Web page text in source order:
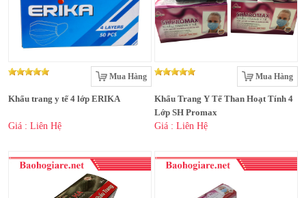
Mua Hàng
Khẩu trang y tế 4 lớp ERIKA
Giá : Liên Hệ
Mua Hàng
Khẩu Trang Y Tế Than Hoạt Tính 4
Lớp SH Promax
Giá : Liên Hệ